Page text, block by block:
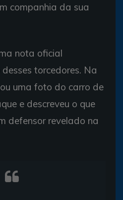
companhia da sua
nota oficial
torcedores. Na
uma foto do carro de
e descreveu o que
defensor revelado na